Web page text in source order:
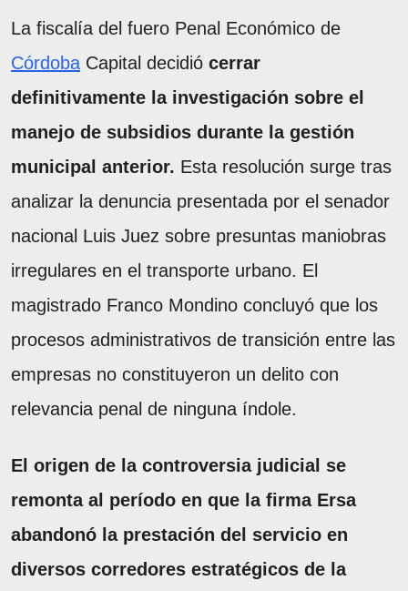
La fiscalía del fuero Penal Económico de
Córdoba Capital decidió cerrar
definitivamente la investigación sobre el
manejo de subsidios durante la gestión
municipal anterior. Esta resolución surge tras
analizar la denuncia presentada por el senador
nacional Luis Juez sobre presuntas maniobras
irregulares en el transporte urbano. El
magistrado Franco Mondino concluyó que los
procesos administrativos de transición entre las
empresas no constituyeron un delito con
relevancia penal de ninguna índole.
El origen de la controversia judicial se
remonta al período en que la firma Ersa
abandonó la prestación del servicio en
diversos corredores estratégicos de la